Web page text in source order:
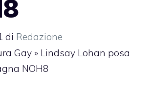
di Redazione
Gay » Lindsay Lohan posa
NOH8